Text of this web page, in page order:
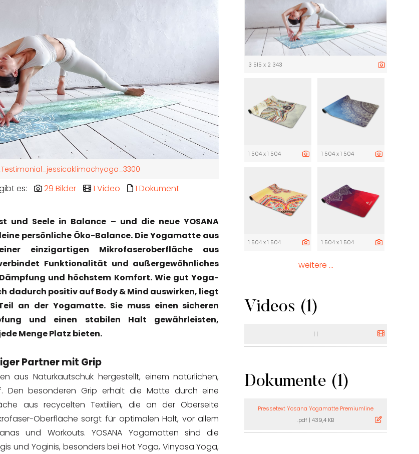
es: 29 Bilder 1 Video 1 Dokument
und Seele in Balance – und die neue YOSANA
persönliche Öko-Balance. Die Yogamatte aus
einzigartigen Mikrofaseroberfläche aus
Funktionalität und außergewöhnliches
und höchstem Komfort. Wie gut Yoga-
dadurch positiv auf Body & Mind auswirken, liegt
an der Yogamatte. Sie muss einen sicheren
und einen stabilen Halt gewährleisten,
Menge Platz bieten.
Partner mit Grip
aus Naturkautschuk hergestellt, einem natürlichen,
Den besonderen Grip erhält die Matte durch eine
aus recycelten Textilien, die an der Oberseite
Oberfläche sorgt für optimalen Halt, vor allem
und Workouts. YOSANA Yogamatten sind die
und Yoginis, besonders bei Hot Yoga, Vinyasa Yoga,
3 515 x 2 343
1 504 x 1 504 1 504 x 1 504
1 504 x 1 504 1 504 x 1 504
weitere ...
Videos (1)
| |
Dokumente (1)
Pressetext Yosana Yogamatte Premiumline
.pdf | 439,4 KB